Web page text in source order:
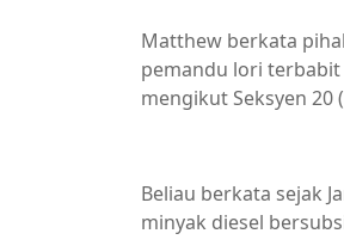
Matthew berkata
pemandu lori
mengikut Seksyen 20
Beliau berkata sejak
minyak diesel